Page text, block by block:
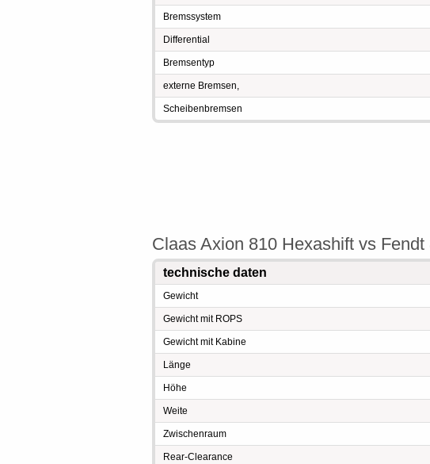
Bremssystem
Differential
Bremsentyp
externe Bremsen,
Scheibenbremsen
Claas Axion 810 Hexashift vs
technische daten
Gewicht
Gewicht mit ROPS
Gewicht mit Kabine
Länge
Höhe
Weite
Zwischenraum
Rear-Clearance